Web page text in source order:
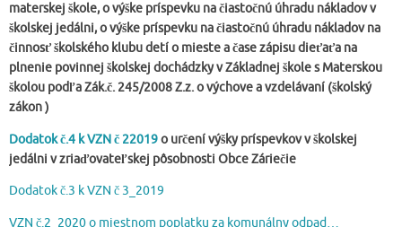
materskej škole, o výške príspevku na čiastočnú úhradu nákladov v
školskej jedálni, o výške príspevku na čiastočnú úhradu nákladov na
činnosť školského klubu detí o mieste a čase zápisu dieťaťa na
plnenie povinnej školskej dochádzky v Základnej škole s Materskou
školou podľa Zák.č. 245/2008 Z.z. o výchove a vzdelávaní (školský
zákon )
Dodatok č.4 k VZN č 22019o určení výšky príspevkov v školskej
jedálni v zriaďovateľskej pôsobnosti Obce Záriečie
Dodatok č.3 k VZN č 3_2019
VZN č.2_2020 o miestnom poplatku za komunálny odpad…